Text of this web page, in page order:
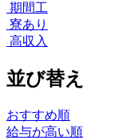
期間工
寮あり
高収入
並び替え
おすすめ順
給与が高い順